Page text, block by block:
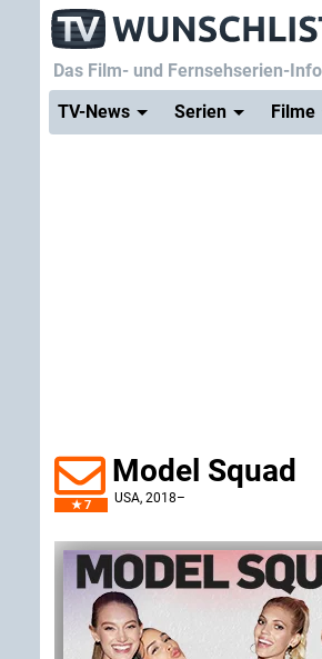
Das Film- und Fernsehserien-
TV-News
Serien Filme
7
Model Squad
USA, 2018–